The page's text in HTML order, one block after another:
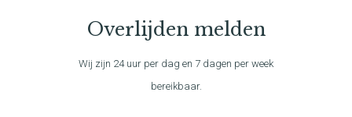
Overlijden melden
Wij zijn 24 uur per dag en 7 dagen per week
bereikbaar.